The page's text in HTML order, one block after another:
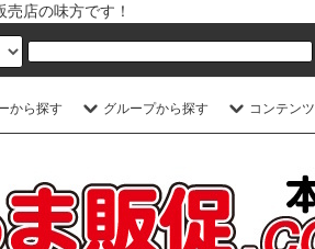
店の味方です！
から探す グループから探す コンテン